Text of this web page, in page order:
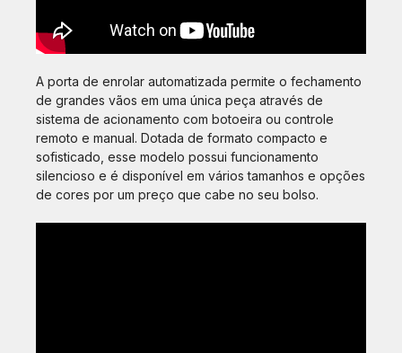
A porta de enrolar automatizada permite o fechamento
de grandes vãos em uma única peça através de
sistema de acionamento com botoeira ou controle
remoto e manual. Dotada de formato compacto e
sofisticado, esse modelo possui funcionamento
silencioso e é disponível em vários tamanhos e opções
de cores por um preço que cabe no seu bolso.